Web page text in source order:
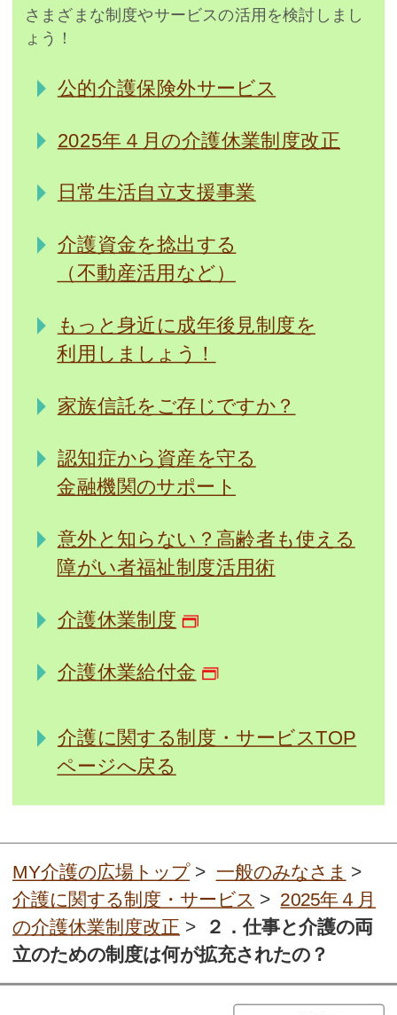
さまざまな制度やサービスの活用を検討しまし
ょう！
公的介護保険外サービス
2025年４月の介護休業制度改正
日常生活自立支援事業
介護資金を捻出する
（不動産活用など）
もっと身近に成年後見制度を
利用しましょう！
家族信託をご存じですか？
認知症から資産を守る
金融機関のサポート
意外と知らない？高齢者も使える
障がい者福祉制度活用術
介護休業制度
介護休業給付金
介護に関する制度・サービスTOP
ページへ戻る
MY介護の広場トップ> 一般のみなさま >
介護に関する制度・サービス > 2025年４月
の介護休業制度改正 >
２．仕事と介護の両
立のための制度は何が拡充されたの？